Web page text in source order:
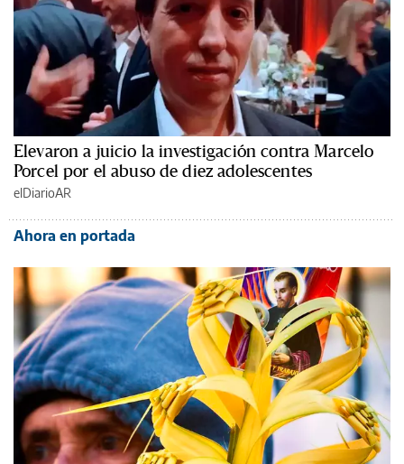
Elevaron a juicio la investigación contra Marcelo
Porcel por el abuso de diez adolescentes
elDiarioAR
Ahora en portada